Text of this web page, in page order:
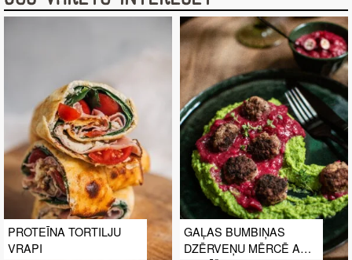
PROTEĪNA TORTILJU
VRAPI
GAĻAS BUMBIŅAS
DZĒRVEŅU MĒRCĒ AR